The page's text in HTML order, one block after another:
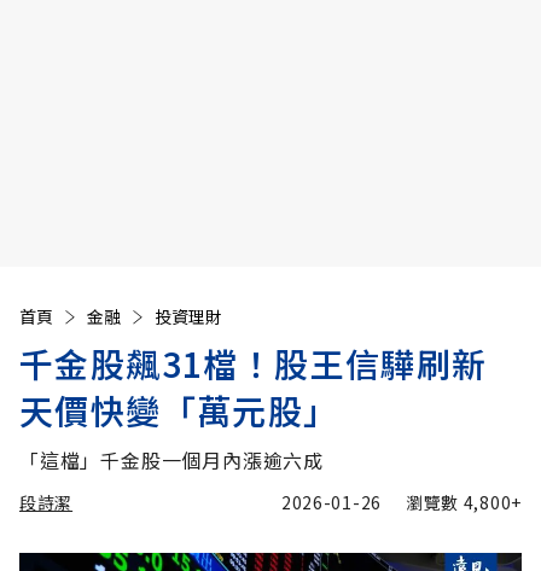
首頁 金融 投資理財
千金股飆31檔！股王信驊刷新
天價快變「萬元股」
「這檔」千金股一個月內漲逾六成
段詩潔 2026-01-26 瀏覽數 4,800+